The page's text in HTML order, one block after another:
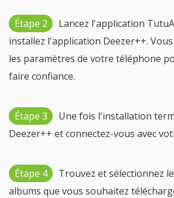
Étape 2
Lancez l'application
installez l'application Deezer++.
les paramètres de votre téléphone
faire confiance.
Étape 3
Une fois l'installation
Deezer++ et connectez-vous avec
Étape 4
Trouvez et sélectionnez
albums que vous souhaitez